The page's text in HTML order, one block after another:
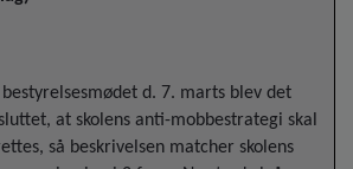
bestyrelsesmødet d. 7. marts blev det
at skolens anti-mobbestrategi skal
så beskrivelsen matcher skolens